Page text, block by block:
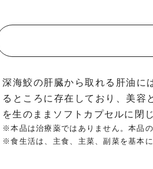
深海鮫の肝臓から取れる肝油に
るところに存在しており、美容
を生のままソフトカプセルに閉
※本品は治療薬ではありません。本品
※食生活は、主食、主菜、副菜を基本